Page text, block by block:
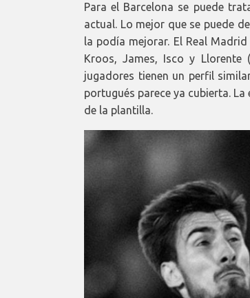
Para el Barcelona se puede
actual. Lo mejor que se puede
la podía mejorar. El Real
Kroos, James, Isco y Llorente
jugadores tienen un perfil
portugués parece ya cubierta.
de la plantilla.